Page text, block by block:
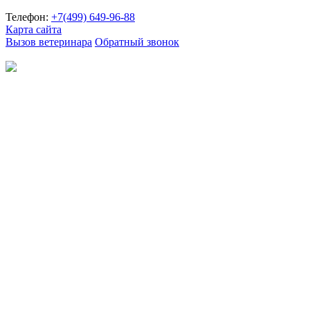
Телефон: +7(499) 649-96-88
Карта сайта
Вызов ветеринара Обратный звонок